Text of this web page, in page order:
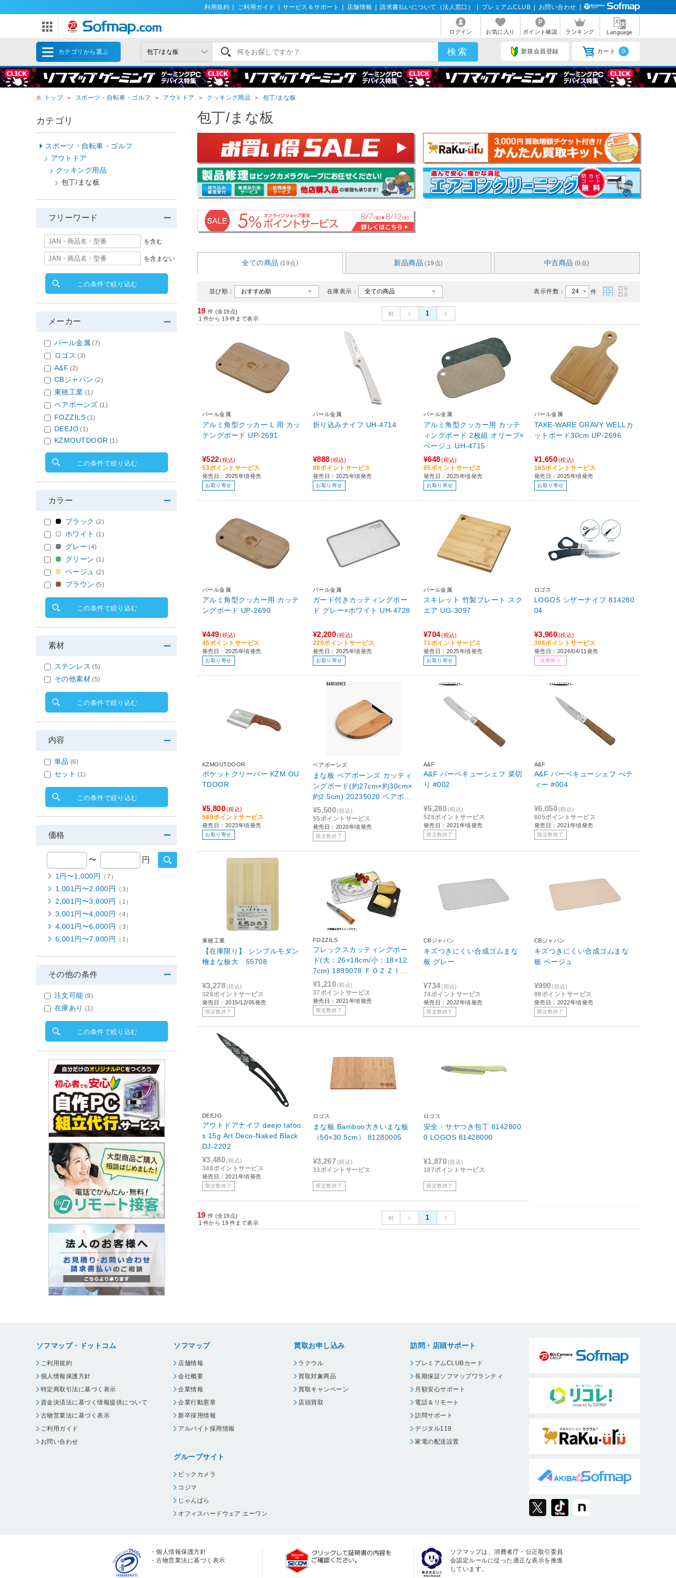
利用規約 ご利用ガイド サービス＆サポート 店舗情報 請求書払いについて（法人窓口） プレミアムCLUB お問い合わせ
ログイン お気に入り ポイント確認 ランキング Language
カテゴリから選ぶ 新規会員登録 カート 0
トップ ＞ スポーツ・自転車・ゴルフ ＞ アウトドア ＞ クッキング用品 ＞ 包丁/まな板
包丁/まな板
全ての商品 (19点) 新品商品 (19点) 中古商品 (0点)
並び順： 在庫表示： 表示件数： 件
19 件 (全19点)
1 件から 19 件まで表示
1
パール金属
アルミ角型クッカー L 用 カッ
テングボード UP-2691
¥522 (税込)
53ポイントサービス
発売日：2025年頃発売
お取り寄せ
パール金属
折り込みナイフ UH-4714
¥888 (税込)
89ポイントサービス
発売日：2025年頃発売
お取り寄せ
パール金属
アルミ角型クッカー用 カッテ
ィングボード 2枚組 オリーブ×
ベージュ UH-4715
¥648 (税込)
65ポイントサービス
発売日：2025年頃発売
お取り寄せ
パール金属
TAKE-WARE GRAVY WELLカ
ットボード30cm UP-2696
¥1,650(税込)
165ポイントサービス
発売日：2025年頃発売
お取り寄せ
パール金属
アルミ角型クッカー用 カッテ
ングボード UP-2690
¥449 (税込)
45ポイントサービス
発売日：2025年頃発売
お取り寄せ
パール金属
ガード付きカッティングボー
ド グレー×ホワイト UH-4728
¥2,200(税込)
220ポイントサービス
発売日：2025年頃発売
お取り寄せ
パール金属
スキレット 竹製プレート スク
エア UG-3097
¥704(税込)
71ポイントサービス
発売日：2025年頃発売
お取り寄せ
ロゴス
LOGOS シザーナイフ 814280
04
¥3,960(税込)
396ポイントサービス
発売日：2024/04/11発売
在庫限り
KZMOUTDOOR
ポケットクリーバー KZM OU
TDOOR
¥5,800(税込)
580ポイントサービス
発売日：2023年頃発売
お取り寄せ
ベアボーンズ
まな板 ベアボーンズ カッティ
ングボード(約27cm×約30cm×
約2.5cm) 20235020 ベアボー
ンズ
¥5,500(税込)
55ポイントサービス
発売日：2020年頃発売
限定数終了
A&F
A&F バーベキューシェフ 菜切
り #002
¥5,280(税込)
528ポイントサービス
発売日：2021年頃発売
限定数終了
A&F
A&F バーベキューシェフ ぺテ
ィー #004
¥6,050(税込)
605ポイントサービス
発売日：2021年頃発売
限定数終了
東穂工業
【在庫限り】 シンプルモダン
檜まな板大 55708
¥3,278(税込)
328ポイントサービス
発売日：2015/12/05発売
限定数終了
FOZZILS
フレックスカッティングボー
ド(大：26×18cm/小：18×12.
7cm) 1899078 ＦＯＺＺＩＬ
Ｓ
¥1,210(税込)
37ポイントサービス
発売日：2021年頃発売
限定数終了
CBジャパン
キズつきにくい合成ゴムまな
板 グレー
¥734(税込)
74ポイントサービス
発売日：2022年頃発売
限定数終了
CBジャパン
キズつきにくい合成ゴムまな
板 ベージュ
¥990 (税込)
99ポイントサービス
発売日：2022年頃発売
限定数終了
DEEJO
アウトドアナイフ deejo tatoo
s 15g Art Deco-Naked Black
DJ-2202
¥3,480(税込)
348ポイントサービス
発売日：2021年頃発売
限定数終了
ロゴス
まな板 Bamboo大きいまな板
（50×30.5cm） 81280005
¥3,267(税込)
33ポイントサービス
限定数終了
ロゴス
安全・サヤつき包丁 8142800
0 LOGOS 81428000
¥1,870(税込)
187ポイントサービス
限定数終了
19 件 (全19点)
1 件から 19 件まで表示
1
カテゴリ
スポーツ・自転車・ゴルフ
アウトドア
クッキング用品
包丁/まな板
フリーワード
を含む
を含まない
この条件で絞り込む
メーカー
パール金属 (7)
ロゴス (3)
A&F (2)
CBジャパン (2)
東穂工業 (1)
ベアボーンズ (1)
FOZZILS (1)
DEEJO (1)
KZMOUTDOOR (1)
この条件で絞り込む
カラー
ブラック (2)
ホワイト (1)
グレー (4)
グリーン (1)
ベージュ (2)
ブラウン (5)
この条件で絞り込む
素材
ステンレス (5)
その他素材 (5)
この条件で絞り込む
内容
単品 (6)
セット (1)
この条件で絞り込む
価格
〜 円
1円〜1,000円 （7）
1,001円〜2,000円 （3）
2,001円〜3,000円 （1）
3,001円〜4,000円 （4）
4,001円〜6,000円 （3）
6,001円〜7,000円 （1）
その他の条件
注文可能 (9)
在庫あり (1)
この条件で絞り込む
ソフマップ・ドットコム
ご利用規約
個人情報保護方針
特定商取引法に基づく表示
資金決済法に基づく情報提供について
古物営業法に基づく表示
ご利用ガイド
お問い合わせ
ソフマップ
店舗情報
会社概要
企業情報
企業行動憲章
新卒採用情報
アルバイト採用情報
グループサイト
ビックカメラ
コジマ
じゃんぱら
オフィスハードウェア エーワン
買取お申し込み
ラクウル
買取対象商品
買取キャンペーン
店頭買取
訪問・店頭サポート
プレミアムCLUBカード
長期保証ソフマップワランティ
月額安心サポート
電話＆リモート
訪問サポート
デジタル119
家電の配送設置
・個人情報保護方針
・古物営業法に基づく表示
ソフマップは、消費者庁・公正取引委員
会認定ルールに従った適正な表示を推進
しています。